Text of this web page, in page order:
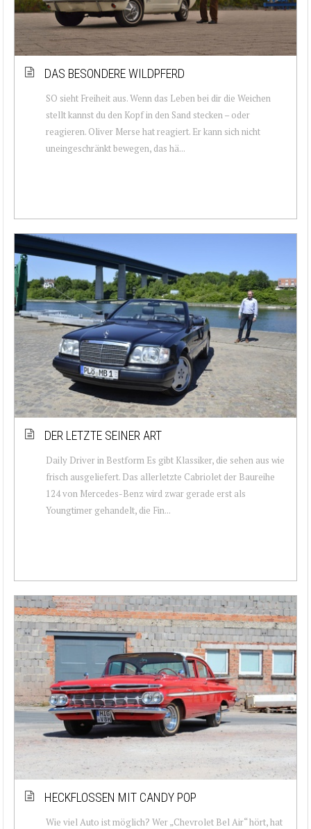
DAS BESONDERE WILDPFERD
SO sieht Freiheit aus. Wenn das Leben bei dir die Weichen
stellt kannst du den Kopf in den Sand stecken – oder
reagieren. Oliver Merse hat reagiert. Er kann sich nicht
uneingeschränkt bewegen, das hä...
DER LETZTE SEINER ART
Daily Driver in Bestform Es gibt Klassiker, die sehen aus wie
frisch ausgeliefert. Das allerletzte Cabriolet der Baureihe
124 von Mercedes-Benz wird zwar gerade erst als
Youngtimer gehandelt, die Fin...
HECKFLOSSEN MIT CANDY POP
Wie viel Auto ist möglich? Wer „Chevrolet Bel Air“ hört, hat